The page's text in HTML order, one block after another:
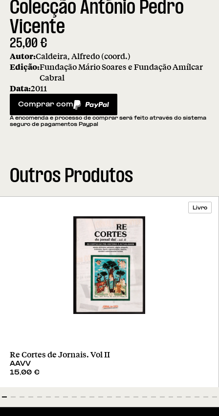
Colecção António Pedro
Vicente
25,00€
Autor:Caldeira, Alfredo (coord.)
Edição:Fundação Mário Soares e Fundação Amílcar
Cabral
Data:2011
Comprar com
PayPal
A encomenda e processo de comprar será feito através do sistema
seguro de pagamentos Paypal
Outros Produtos
Livro
Re Cortes de Jornais. Vol II
AAVV
15,00 €